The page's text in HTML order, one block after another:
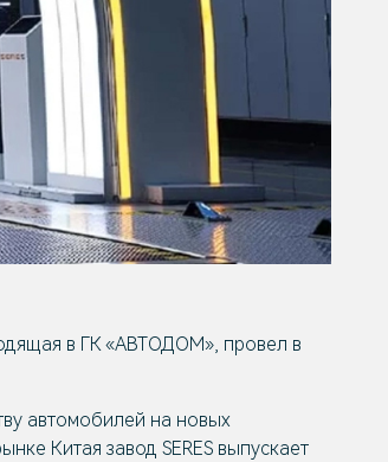
в ГК «АВТОДОМ», провел в
автомобилей на новых
Китая завод SERES выпускает